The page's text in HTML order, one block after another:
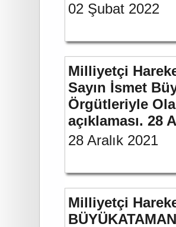
02 Şubat 2022
Milliyetçi
Sayın İsmet
Örgütleriyle
açıklaması. 28
28 Aralık 2021
Milliyetçi